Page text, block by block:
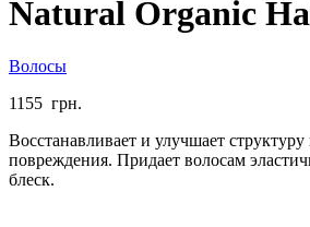
Natural Organic
Волосы
1155 грн.
Восстанавливает и улучшает
повреждения. Придает волосам
блеск.